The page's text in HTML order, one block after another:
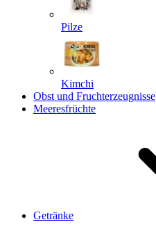
Pilze
Kimchi
Obst und Fruchterzeugnisse
Meeresfrüchte
Getränke